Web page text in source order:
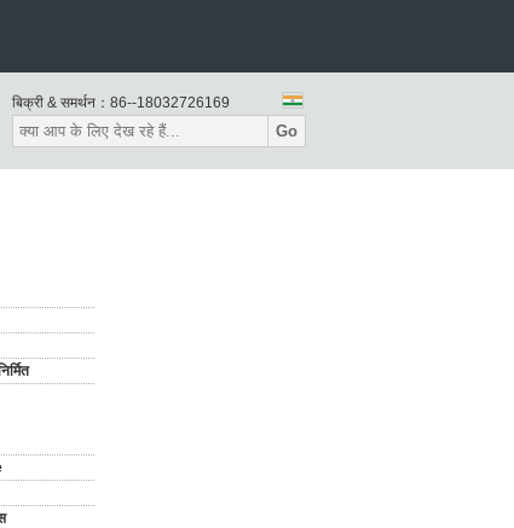
बिक्री & समर्थन： 86--18032726169
Go